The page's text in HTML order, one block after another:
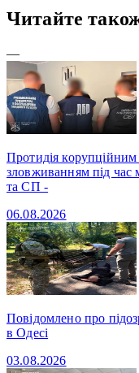
Читайте
—
Протидія
зловживанням під час
та СП -
06.08.2026
Повідомлено про
в Одесі
03.08.2026